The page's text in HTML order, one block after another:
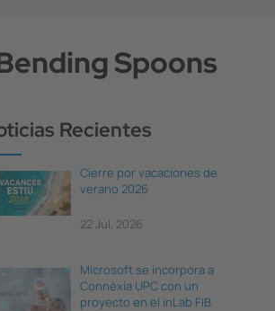
Spoons
Recientes
Cierre por vacaciones de
verano 2026
22 Jul, 2026
Microsoft se incorpora a
Connèxia UPC con un
proyecto en el inLab FIB